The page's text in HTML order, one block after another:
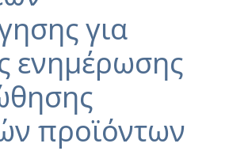
για
ενημέρωσης
προϊόντων